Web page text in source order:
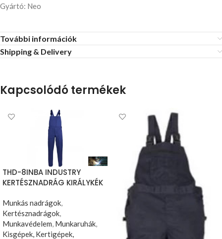
Gyártó: Neo
További információk
Shipping & Delivery
Kapcsolódó termékek
THD-8INBA INDUSTRY
KERTÉSZNADRÁG KIRÁLYKÉK
Munkás nadrágok,
Kertésznadrágok,
Munkavédelem, Munkaruhák,
Kisgépek, Kertigépek,